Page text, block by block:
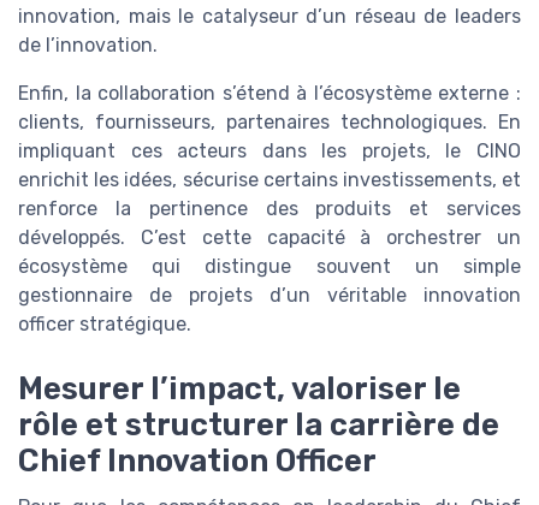
innovation, mais le catalyseur d’un réseau de leaders
de l’innovation.
Enfin, la collaboration s’étend à l’écosystème externe :
clients, fournisseurs, partenaires technologiques. En
impliquant ces acteurs dans les projets, le CINO
enrichit les idées, sécurise certains investissements, et
renforce la pertinence des produits et services
développés. C’est cette capacité à orchestrer un
écosystème qui distingue souvent un simple
gestionnaire de projets d’un véritable innovation
officer stratégique.
Mesurer l’impact, valoriser le
rôle et structurer la carrière de
Chief Innovation Officer